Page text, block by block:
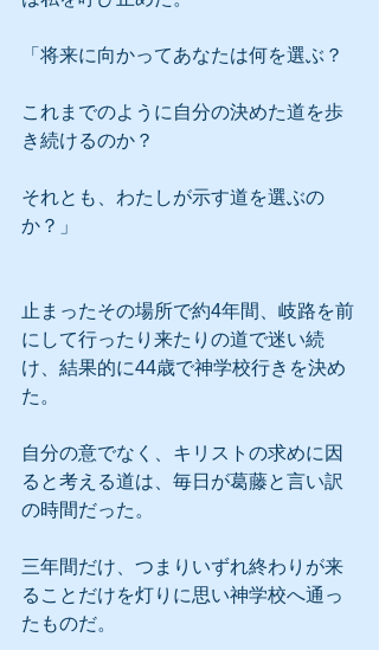
「将来に向かってあなたは何を選ぶ？
これまでのように自分の決めた道を歩
き続けるのか？
それとも、わたしが示す道を選ぶの
か？」
止まったその場所で約4年間、岐路を前
にして行ったり来たりの道で迷い続
け、結果的に44歳で神学校行きを決め
た。
自分の意でなく、キリストの求めに因
ると考える道は、毎日が葛藤と言い訳
の時間だった。
三年間だけ、つまりいずれ終わりが来
ることだけを灯りに思い神学校へ通っ
たものだ。